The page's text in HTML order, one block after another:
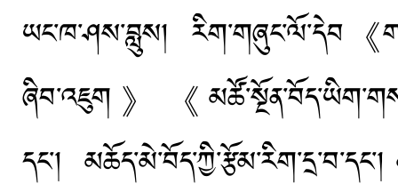
ཡང་ཁ་ཤས་བླུས། རིག་གཞུང་ལོ་དེབ《
ཞིབ་འཇུག》《
དང་།